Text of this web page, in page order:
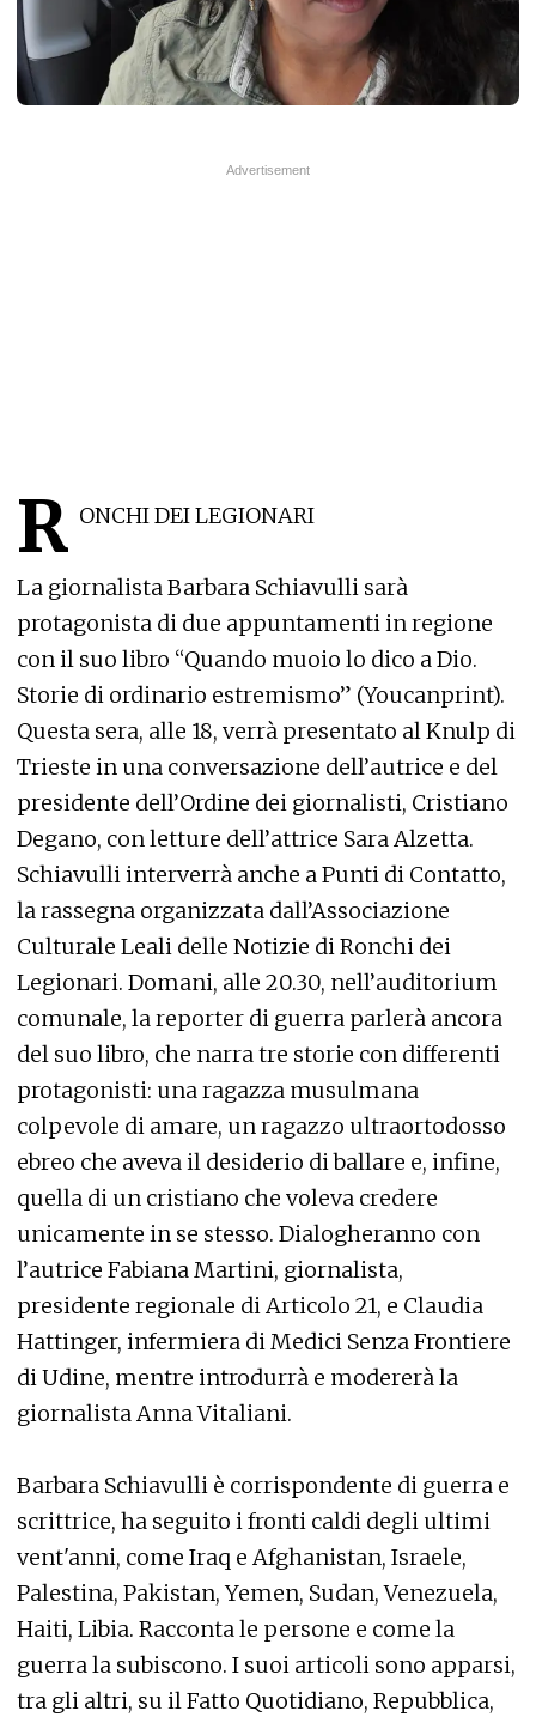
R ONCHI DEI LEGIONARI
La giornalista Barbara Schiavulli sarà
protagonista di due appuntamenti in regione
con il suo libro “Quando muoio lo dico a Dio.
Storie di ordinario estremismo” (Youcanprint).
Questa sera, alle 18, verrà presentato al Knulp di
Trieste in una conversazione dell’autrice e del
presidente dell’Ordine dei giornalisti, Cristiano
Degano, con letture dell’attrice Sara Alzetta.
Schiavulli interverrà anche a Punti di Contatto,
la rassegna organizzata dall’Associazione
Culturale Leali delle Notizie di Ronchi dei
Legionari. Domani, alle 20.30, nell’auditorium
comunale, la reporter di guerra parlerà ancora
del suo libro, che narra tre storie con differenti
protagonisti: una ragazza musulmana
colpevole di amare, un ragazzo ultraortodosso
ebreo che aveva il desiderio di ballare e, infine,
quella di un cristiano che voleva credere
unicamente in se stesso. Dialogheranno con
l’autrice Fabiana Martini, giornalista,
presidente regionale di Articolo 21, e Claudia
Hattinger, infermiera di Medici Senza Frontiere
di Udine, mentre introdurrà e modererà la
giornalista Anna Vitaliani.
Barbara Schiavulli è corrispondente di guerra e
scrittrice, ha seguito i fronti caldi degli ultimi
vent'anni, come Iraq e Afghanistan, Israele,
Palestina, Pakistan, Yemen, Sudan, Venezuela,
Haiti, Libia. Racconta le persone e come la
guerra la subiscono. I suoi articoli sono apparsi,
tra gli altri, su il Fatto Quotidiano, Repubblica,